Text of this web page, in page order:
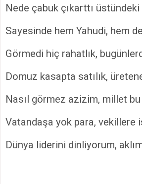
Nede çabuk çıkarttı
Sayesinde hem Yahudi, hem
Görmedi hiç rahatlık,
Domuz kasapta satılık,
Nasıl görmez azizim, millet
Vatandaşa yok para, vekillere
Dünya liderini dinliyorum,